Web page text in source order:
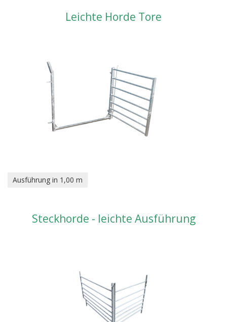
Leichte Horde Tore
Ausführung in 1,00 m
Steckhorde - leichte Ausführung